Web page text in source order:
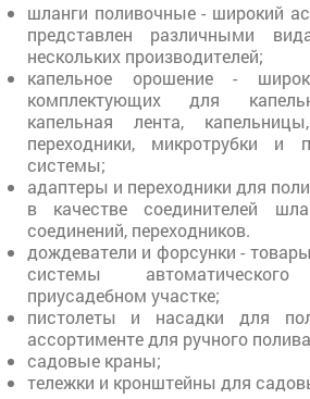
шланги поливочные - широкий
представлен различными
нескольких производителей;
капельное орошение -
комплектующих для
капельная лента,
переходники, микротрубки и
системы;
адаптеры и переходники для
в качестве соединителей
соединений, переходников.
дождеватели и форсунки -
системы
приусадебном участке;
пистолеты и насадки для
ассортименте для ручного
садовые краны;
тележки и кронштейны для